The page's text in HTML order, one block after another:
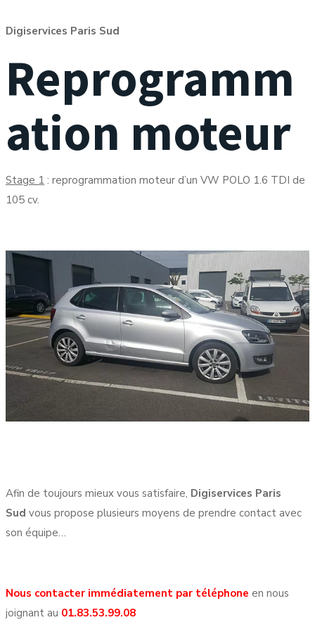
Digiservices Paris Sud
Reprogramm
ation moteur
Stage 1 : reprogrammation moteur d’un VW POLO 1.6 TDI de
105 cv.
Afin de toujours mieux vous satisfaire, Digiservices Paris
Sud vous propose plusieurs moyens de prendre contact avec
son équipe…
Nous contacter immédiatement par téléphone en nous
joignant au 01.83.53.99.08